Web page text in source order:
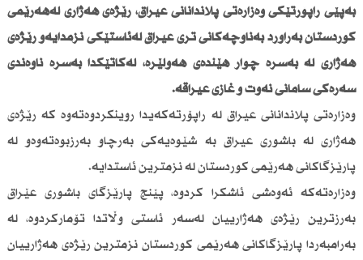
بەپێی راپۆرتێكی وەزارەتی پلاندانانی عیراق، رێژەی هەژاری لەهەرێمی
كوردستان بەراورد بەناوچەكانی تری عیراق لەئاستێكی نزمدایەو رێژەی
هەژاری لە بەسرە چوار هێندەی هەولێرە، لەكاتێكدا بەسرە ناوەندی
سەرەكی سامانی نەوت و غازی عیراقە.
وەزارەتی پلاندانانی عیراق لە راپۆرتەكەیدا روینكردوەتەوە كە رێژەی
هەژاری لە باشوری عیراق بە شێوەیەكی بەرچاو بەرزبوەتەوەو لە
پارێزگاكانی هەرێمی كوردستان لە نزمترین ئاستدایە.
وەزارەتەكە ئەوەشی ئاشكرا كردوە، پێنج پارێزگای باشوری عێراق
بەرزترین رێژەی هەژارییان لەسەر ئاستی وڵاتدا تۆماركردوە، لە
بەرامبەردا پارێزگاكانی هەرێمی كوردستان نزمترین رێژەی هەژارییان